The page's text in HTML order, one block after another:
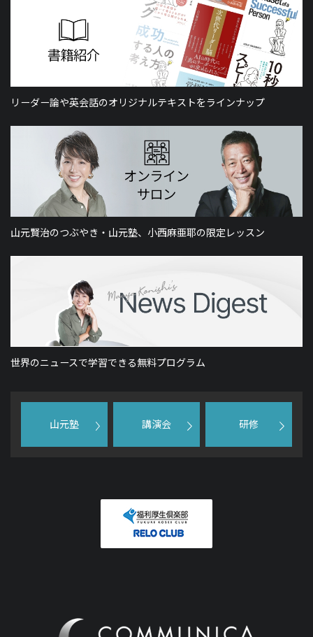
リーダー論や英会話のオリジナルテキストをラインナップ
山元賢治のつぶやき・山元塾、小西麻亜耶の限定レッスン
世界のニュースで学習できる無料プログラム
山元塾 講演会 研修